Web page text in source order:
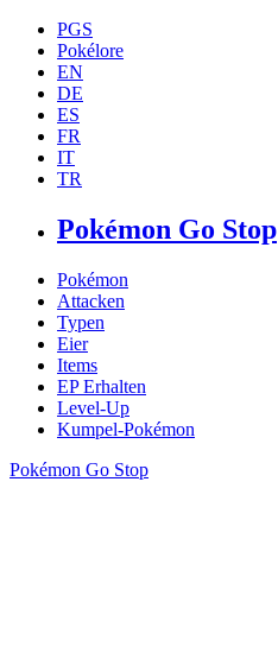
PGS
Pokélore
EN
DE
ES
FR
IT
TR
Pokémon Go Stop
Pokémon
Attacken
Typen
Eier
Items
EP Erhalten
Level-Up
Kumpel-Pokémon
Pokémon Go Stop